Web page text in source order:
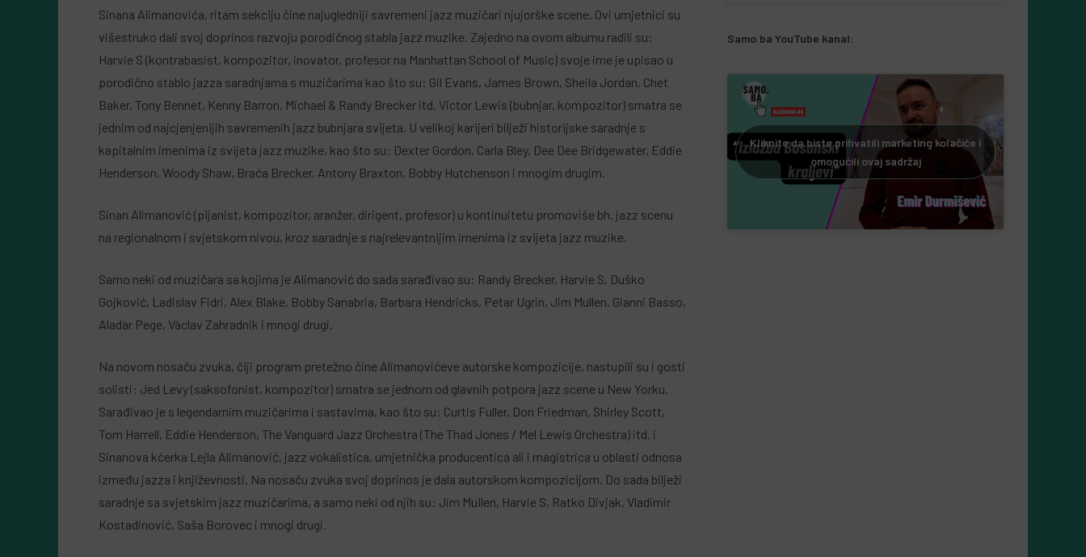
Sinana Alimanovića, ritam sekciju čine najugledniji savremeni jazz muzičari njujorške scene. Ovi umjetnici su
višestruko dali svoj doprinos razvoju porodičnog stabla jazz muzike. Zajedno na ovom albumu radili su:
Harvie S (kontrabasist, kompozitor, inovator, profesor na Manhattan School of Music) svoje ime je upisao u
porodično stablo jazza saradnjama s muzičarima kao što su: Gil Evans, James Brown, Sheila Jordan, Chet
Baker, Tony Bennet, Kenny Barron, Michael & Randy Brecker itd. Victor Lewis (bubnjar, kompozitor) smatra se
jednim od najcjenjenijih savremenih jazz bubnjara svijeta. U velikoj karijeri bilježi historijske saradnje s
kapitalnim imenima iz svijeta jazz muzike, kao što su: Dexter Gordon, Carla Bley, Dee Dee Bridgewater, Eddie
Henderson, Woody Shaw, Braća Brecker, Antony Braxton, Bobby Hutchenson i mnogim drugim.
Sinan Alimanović (pijanist, kompozitor, aranžer, dirigent, profesor) u kontinuitetu promoviše bh. jazz scenu
na regionalnom i svjetskom nivou, kroz saradnje s najrelevantnijim imenima iz svijeta jazz muzike.
Samo neki od muzičara sa kojima je Alimanović do sada sarađivao su: Randy Brecker, Harvie S, Duško
Gojković, Ladislav Fidri, Alex Blake, Bobby Sanabria, Barbara Hendricks, Petar Ugrin, Jim Mullen, Gianni Basso,
Aladàr Pege, Vàclav Zahradnik i mnogi drugi.
Na novom nosaču zvuka, čiji program pretežno čine Alimanovićeve autorske kompozicije, nastupili su i gosti
solisti: Jed Levy (saksofonist, kompozitor) smatra se jednom od glavnih potpora jazz scene u New Yorku.
Sarađivao je s legendarnim muzičarima i sastavima, kao što su: Curtis Fuller, Don Friedman, Shirley Scott,
Tom Harrell, Eddie Henderson, The Vanguard Jazz Orchestra (The Thad Jones / Mel Lewis Orchestra) itd. i
Sinanova kćerka Lejla Alimanović, jazz vokalistica, umjetnička producentica ali i magistrica u oblasti odnosa
između jazza i književnosti. Na nosaču zvuka svoj doprinos je dala autorskom kompozicijom. Do sada bilježi
saradnje sa svjetskim jazz muzičarima, a samo neki od njih su: Jim MuIlen, Harvie S, Ratko Divjak, Vladimir
Kostadinović, Saša Borovec i mnogi drugi.
Kliknite da biste prihvatili marketing kolačiće i
omogućili ovaj sadržaj